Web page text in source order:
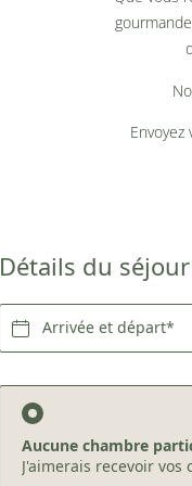
Détails du séjour
Arrivée et départ*
Aucune chambre
J'aimerais recevoir vos